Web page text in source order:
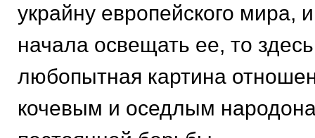
украйну европейского мира,
начала освещать ее, то
любопытная картина
кочевым и оседлым